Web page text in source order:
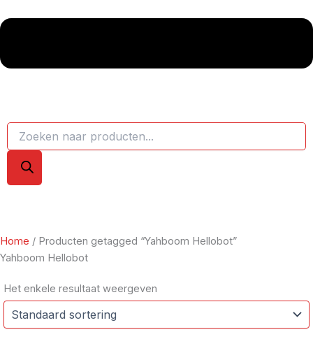
Home / Producten getagged “Yahboom Hellobot”
Yahboom Hellobot
Het enkele resultaat weergeven